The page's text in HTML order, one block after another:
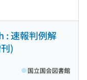
: 速報判例解
)
国立国会図書館